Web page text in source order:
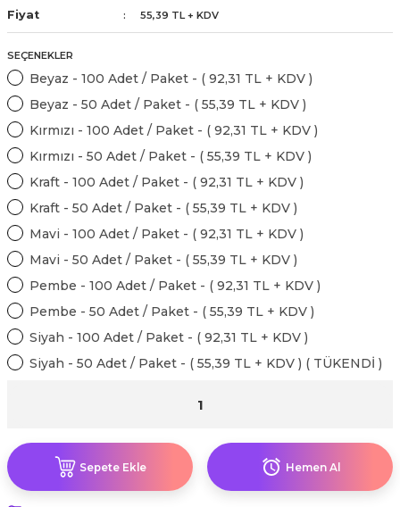
Veda Parti Malzemeleri
Süsleri (Halloween)
Günü
Süsleri
malzemeleri
VE NİKAH Şekeri SARF
dişim
Maskeleri
süsleri
Çorap
modelleri (süslü
Taş Baskı Ürünleri
Ürünleri
Fiyat
55,39 TL + KDV
SEÇENEKLER
Beyaz - 100 Adet / Paket - ( 92,31 TL + KDV )
Beyaz - 50 Adet / Paket - ( 55,39 TL + KDV )
Kırmızı - 100 Adet / Paket - ( 92,31 TL + KDV )
Kırmızı - 50 Adet / Paket - ( 55,39 TL + KDV )
Kraft - 100 Adet / Paket - ( 92,31 TL + KDV )
Kraft - 50 Adet / Paket - ( 55,39 TL + KDV )
Mavi - 100 Adet / Paket - ( 92,31 TL + KDV )
Mavi - 50 Adet / Paket - ( 55,39 TL + KDV )
Pembe - 100 Adet / Paket - ( 92,31 TL + KDV )
Pembe - 50 Adet / Paket - ( 55,39 TL + KDV )
Siyah - 100 Adet / Paket - ( 92,31 TL + KDV )
Siyah - 50 Adet / Paket - ( 55,39 TL + KDV ) ( TÜKENDİ )
Sepete Ekle Hemen Al